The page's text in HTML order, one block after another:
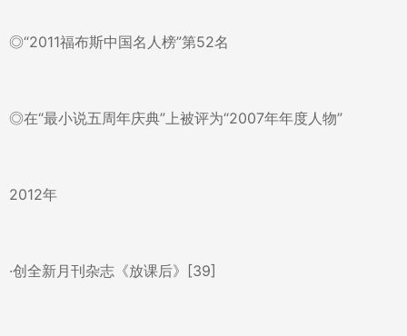
◎“2011福布斯中国名人榜”第52名
◎在“最小说五周年庆典”上被评为“2007年年度人物”
2012年
·创全新月刊杂志《放课后》[39]